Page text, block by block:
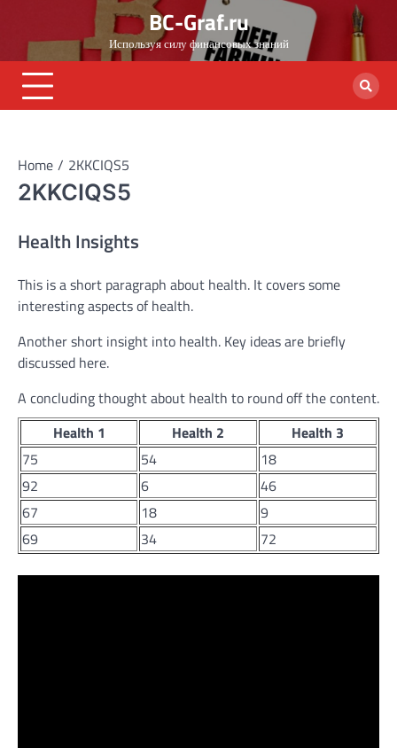
content
BC-Graf.ru
Используя силу финансовых знаний
Home 2KKCIQS5
2KKCIQS5
Health Insights
This is a short paragraph about health. It covers some
interesting aspects of health.
Another short insight into health. Key ideas are briefly
discussed here.
A concluding thought about health to round off the content.
Health 1
Health 2
Health 3
75
54
18
92
6
46
67
18
9
69
34 72